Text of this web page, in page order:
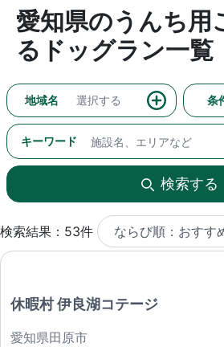
愛知県のうんち用
るドッグラン一覧
地域名 選択する 条
キーワード
検索する
検索結果：53件
休暇村 伊良湖コテージ
愛知県田原市